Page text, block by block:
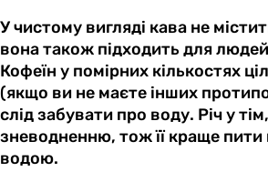
У чистому вигляді кава не
вона також підходить для
Кофеїн у помірних кількостях
(якщо ви не маєте інших
слід забувати про воду. Річ у
зневодненню, тож її краще пити
водою.